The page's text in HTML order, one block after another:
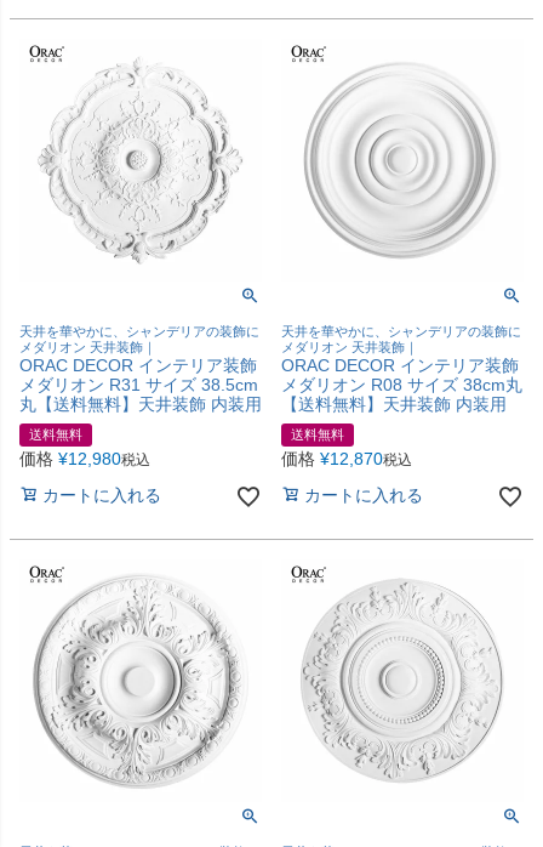
天井を華やかに、シャンデリアの装飾に
メダリオン 天井装飾｜
ORAC DECOR インテリア装飾
メダリオン R31 サイズ 38.5cm
丸【送料無料】天井装飾 内装用
送料無料
価格 ¥12,980税込
カートに入れる
天井を華やかに、シャンデリアの装飾に
メダリオン 天井装飾｜
ORAC DECOR インテリア装飾
メダリオン R08 サイズ 38cm丸
【送料無料】天井装飾 内装用
送料無料
価格 ¥12,870税込
カートに入れる